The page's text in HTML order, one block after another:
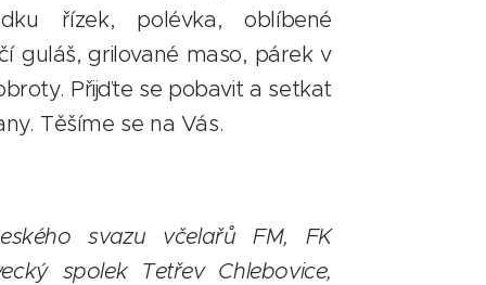
řízek, polévka, oblíbené
guláš, grilované maso, párek v
Přijďte se pobavit a setkat
Těšíme se na Vás.
svazu včelařů FM, FK
spolek Tetřev Chlebovice,